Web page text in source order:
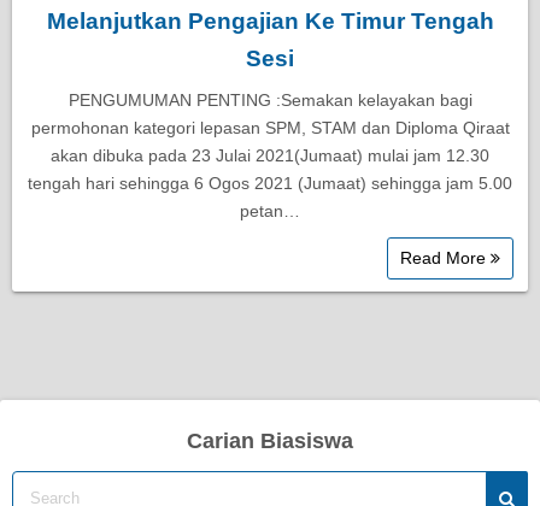
Melanjutkan Pengajian Ke Timur Tengah
Sesi
PENGUMUMAN PENTING :Semakan kelayakan bagi
permohonan kategori lepasan SPM, STAM dan Diploma Qiraat
akan dibuka pada 23 Julai 2021(Jumaat) mulai jam 12.30
tengah hari sehingga 6 Ogos 2021 (Jumaat) sehingga jam 5.00
petan…
Read More
Carian Biasiswa